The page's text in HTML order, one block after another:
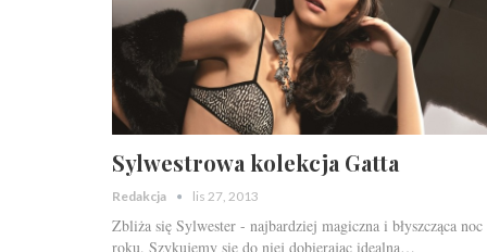
Sylwestrowa kolekcja Gatta
Redakcja lis 27, 2013
Zbliża się Sylwester - najbardziej magiczna i błyszcząca
roku. Szykujemy się do niej dobierając idealną…